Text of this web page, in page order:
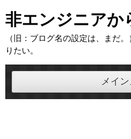
コ
ン
テ
ン
ツ
ス
非エンジニアか
（旧：ブログ名の設定は、まだ
りたい。
メイ